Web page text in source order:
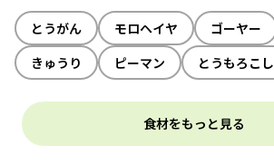
とうがん モロヘイヤ ゴーヤー
きゅうり
ピーマン とうもろこし
食材をもっと見る